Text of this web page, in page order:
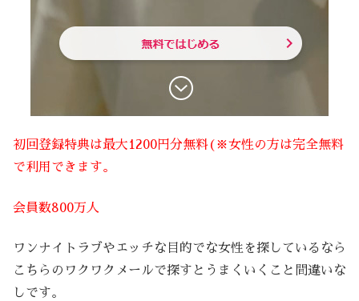
初回登録特典は最大1200円分無料(※女性の方は完全無料
で利用できます。
会員数800万人
ワンナイトラブやエッチな目的でな女性を探しているなら
こちらのワクワクメールで探すとうまくいくこと間違いな
しです。